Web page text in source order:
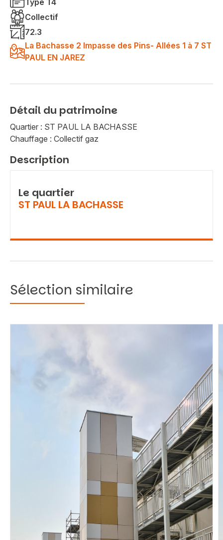
Collectif
72.3
La Bachasse 2 Impasse des Pins- Allées 1 à 7 ST
PAUL EN JAREZ
Détail du patrimoine
Quartier : ST PAUL LA BACHASSE
Chauffage : Collectif gaz
Description
Le quartier
ST PAUL LA BACHASSE
Sélection similaire